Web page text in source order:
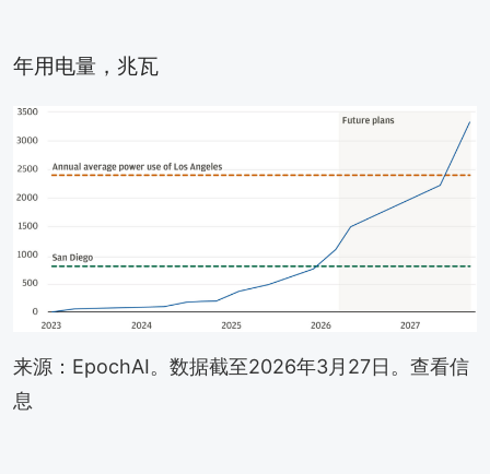
年用电量，兆瓦
来源：EpochAI。数据截至2026年3月27日。查看信
息